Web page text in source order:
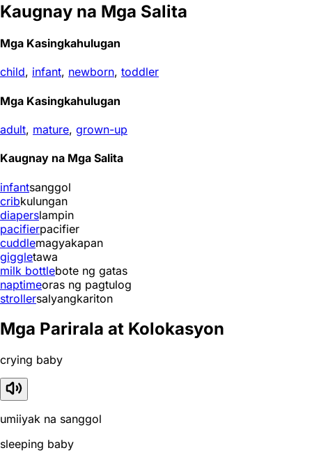
Kaugnay na Mga Salita
Mga Kasingkahulugan
child, infant, newborn, toddler
Mga Kasingkahulugan
adult, mature, grown-up
Kaugnay na Mga Salita
infantsanggol
cribkulungan
diaperslampin
pacifierpacifier
cuddlemagyakapan
giggletawa
milk bottlebote ng gatas
naptimeoras ng pagtulog
strollersalyangkariton
Mga Parirala at Kolokasyon
crying baby
umiiyak na sanggol
sleeping baby